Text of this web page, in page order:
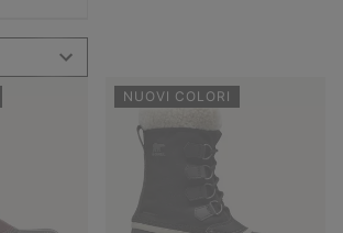
NUOVI COLORI